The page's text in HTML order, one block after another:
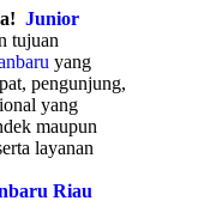
Junior
tujuan
yang
pengunjung,
yang
maupun
layanan
Riau